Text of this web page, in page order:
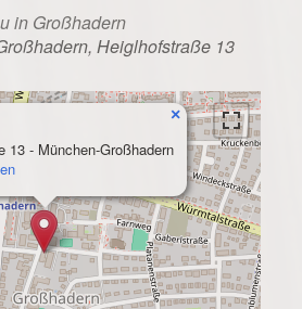
in Großhadern
Heiglhofstraße 13
13 - München-Großhadern
×